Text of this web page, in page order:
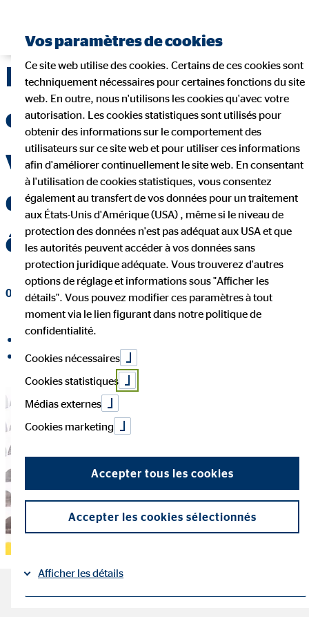
Mettre de l’argent de
côté pour vos enfants :
voici comment un plan
d’épargne enfant peut
être utile
01 mars 2022|OVB Belgium
partager sur LinkedIn
Épargnez pour ses enfants :
Vos paramètres de cookies
Ce site web utilise des cookies. Certains de ces cookies sont
techniquement nécessaires pour certaines fonctions du site
web. En outre, nous n'utilisons les cookies qu'avec votre
autorisation. Les cookies statistiques sont utilisés pour
obtenir des informations sur le comportement des
utilisateurs sur ce site web et pour utiliser ces informations
afin d'améliorer continuellement le site web. En consentant
à l'utilisation de cookies statistiques, vous consentez
également au transfert de vos données pour un traitement
aux États-Unis d'Amérique (USA) , même si le niveau de
protection des données n'est pas adéquat aux USA et que
les autorités peuvent accéder à vos données sans
protection juridique adéquate. Vous trouverez d'autres
options de réglage et informations sous "Afficher les
détails". Vous pouvez modifier ces paramètres à tout
moment via le lien figurant dans notre politique de
confidentialité.
Cookies nécessaires
Cookies statistiques
Médias externes
Cookies marketing
Accepter tous les cookies
Accepter les cookies sélectionnés
Afficher les détails